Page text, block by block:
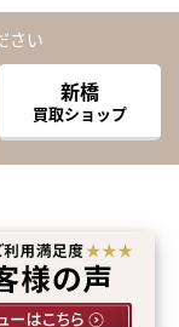
さい
新橋
買取ショップ